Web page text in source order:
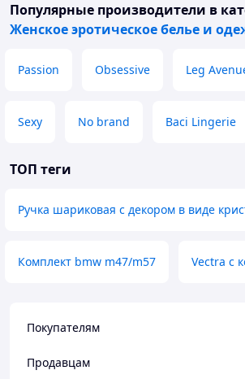
Популярные производители в
Женское эротическое белье и
Passion Obsessive Leg
Sexy No brand Baci Lingerie
ТОП теги
Ручка шариковая с декором в виде
Комплект bmw m47/m57 Vectra c
Покупателям
Продавцам